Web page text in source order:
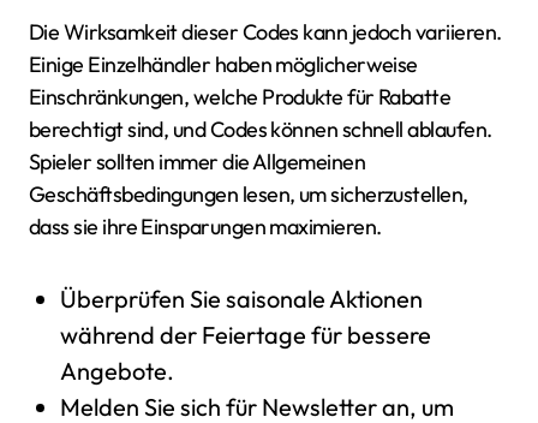
Die Wirksamkeit dieser Codes kann jedoch variieren.
Einige Einzelhändler haben möglicherweise
Einschränkungen, welche Produkte für Rabatte
berechtigt sind, und Codes können schnell ablaufen.
Spieler sollten immer die Allgemeinen
Geschäftsbedingungen lesen, um sicherzustellen,
dass sie ihre Einsparungen maximieren.
Überprüfen Sie saisonale Aktionen
während der Feiertage für bessere
Angebote.
Melden Sie sich für Newsletter an, um